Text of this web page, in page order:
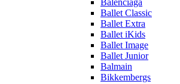
Balenciaga
Ballet Classic
Ballet Extra
Ballet iKids
Ballet Image
Ballet Junior
Balmain
Bikkembergs